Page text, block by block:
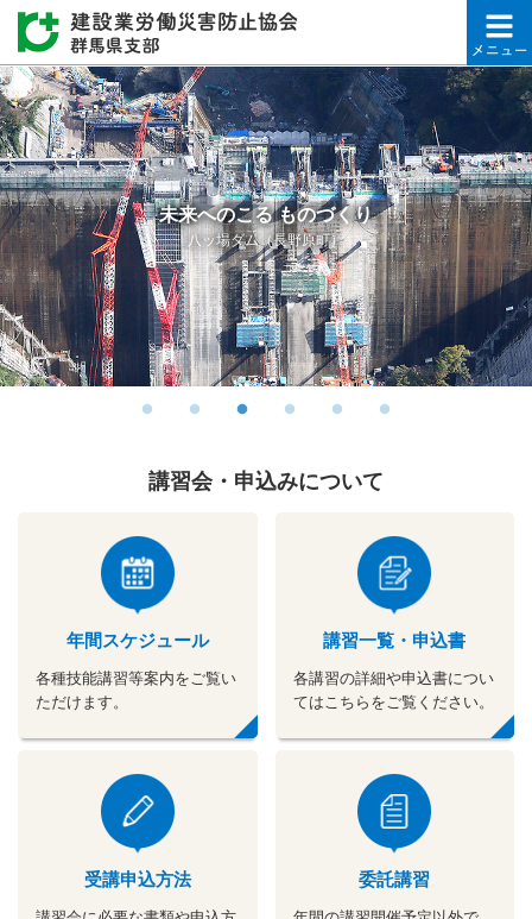
建設業労働災害防止協
未来へのこる ものづくり
八ッ場ダム（長野原町）
講習会・申込みについて
年間スケジュール
各種技能講習等案内をご覧い
ただけます。
講習一覧・申込書
各講習の詳細や申込書につい
てはこちらをご覧ください。
受講申込方法 委託講習